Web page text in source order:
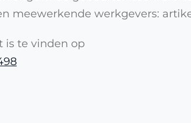
meewerkende werkgevers:
is te vinden op